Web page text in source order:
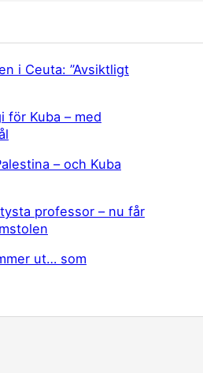
i Ceuta: ”Avsiktligt
för Kuba – med
– och Kuba
professor – nu får
ut… som